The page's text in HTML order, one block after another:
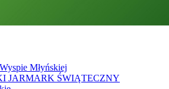
Młyńskiej
JARMARK ŚWIĄTECZNY